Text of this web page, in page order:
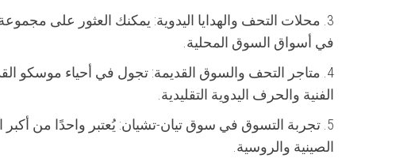
3. محلات التحف والهدايا اليدوية: يمكنك العثور على
في أسواق السوق المحلية.
4. متاجر التحف والسوق القديمة: تجول في أحياء موسكو
الفنية والحرف اليدوية التقليدية.
5. تجربة التسوق في سوق تيان-تشيان: يُعتبر واحدًا من
الصينية والروسية.